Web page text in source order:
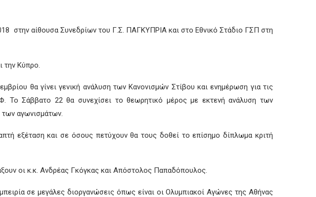
στην αίθουσα Συνεδρίων του Γ.Σ. ΠΑΓΚΥΠΡΙΑ και στο Εθνικό Στάδιο ΓΣΠ στη
την Κύπρο.
θα γίνει γενική ανάλυση των Κανονισμών Στίβου και ενημέρωση για τις
Το Σάββατο 22 θα συνεχίσει το θεωρητικό μέρος με εκτενή ανάλυση των
αγωνισμάτων.
εξέταση και σε όσους πετύχουν θα τους δοθεί το επίσημο δίπλωμα κριτή
οι κ.κ. Ανδρέας Γκόγκας και Απόστολος Παπαδόπουλος.
σε μεγάλες διοργανώσεις όπως είναι οι Ολυμπιακοί Αγώνες της Αθήνας